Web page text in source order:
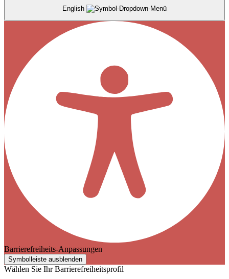
English
Barrierefreiheits-Anpassungen
Symbolleiste ausblenden
Wählen Sie Ihr Barrierefreiheitsprofil